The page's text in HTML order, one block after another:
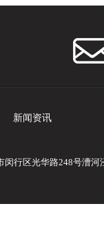
新闻资讯
闵行区光华路248号漕